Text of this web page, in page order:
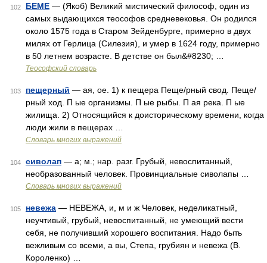
102 БЕМЕ — (Якоб) Великий мистический философ, один из
самых выдающихся теософов средневековья. Он родился
около 1575 года в Старом Зейденбурге, примерно в двух
милях от Герлица (Силезия), и умер в 1624 году, примерно
в 50 летнем возрасте. В детстве он был&#8230; …
Теософский словарь
103 пещерный — ая, ое. 1) к пещера Пеще/рный свод. Пеще/
рный ход. П ые организмы. П ые рыбы. П ая река. П ые
жилища. 2) Относящийся к доисторическому времени, когда
люди жили в пещерах …
Словарь многих выражений
104 сиволап — а; м.; нар. разг. Грубый, невоспитанный,
необразованный человек. Провинциальные сиволапы …
Словарь многих выражений
105 невежа — НЕВЕЖА, и, м и ж Человек, неделикатный,
неучтивый, грубый, невоспитанный, не умеющий вести
себя, не получивший хорошего воспитания. Надо быть
вежливым со всеми, а вы, Степа, грубиян и невежа (В.
Короленко) …